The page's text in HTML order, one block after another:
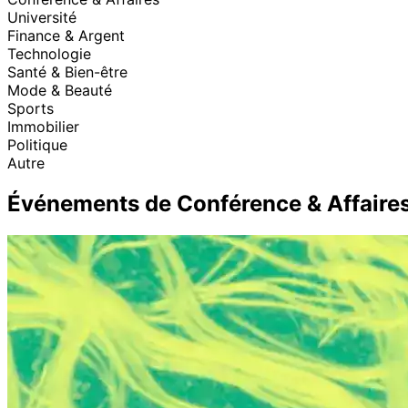
Université
Finance & Argent
Technologie
Santé & Bien-être
Mode & Beauté
Sports
Immobilier
Politique
Autre
Événements de Conférence &